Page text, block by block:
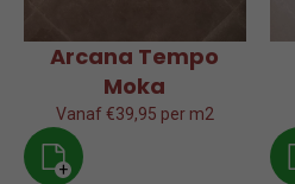
Arcana Tempo
Moka
Vanaf €39,95 per m2
+